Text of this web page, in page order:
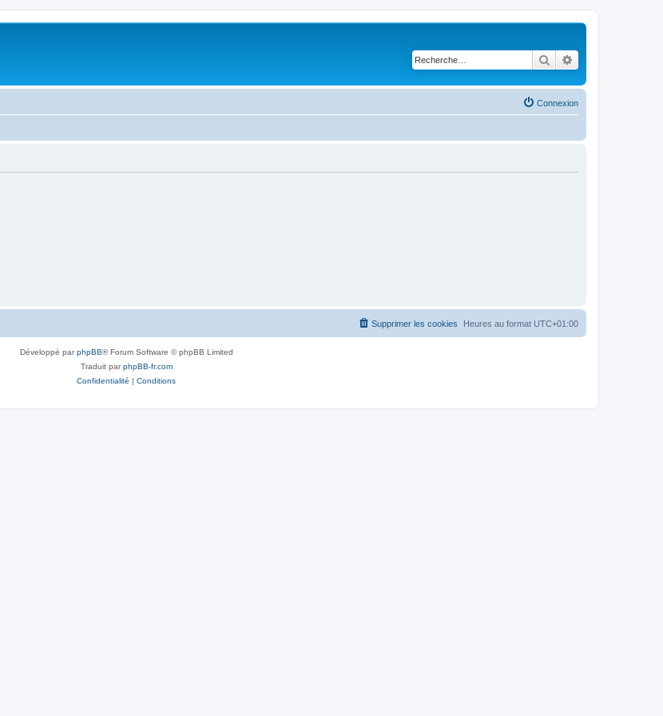
Rechercher
Connexion
Heures au format UTC+01:00
Supprimer les cookies
Développé parphpBB® Forum Software © phpBB Limited
Traduit parphpBB-fr.com
Confidentialité | Conditions